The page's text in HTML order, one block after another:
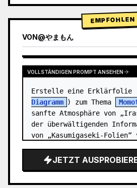
default=\"sanfter
Verlauf…
EMPFOHLEN
VON@やまもん
ERGEBNISSE ANDERER
VOLLSTÄNDIGEN PROMPT ANSEHEN
Erstelle eine Erklärfolie
Diagramm ) zum Thema
sanfte Atmosphäre von
der überwältigenden
von „Kasumigaseki-
JETZT